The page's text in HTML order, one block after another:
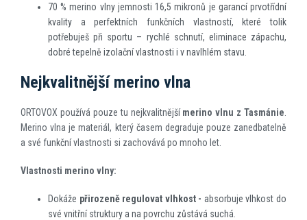
70 % merino vlny jemnosti 16,5 mikronů je garancí prvotřídní
kvality a perfektních funkčních vlastností, které tolik
potřebuješ při sportu – rychlé schnutí, eliminace zápachu,
dobré tepelně izolační vlastnosti i v navlhlém stavu.
Nejkvalitnější merino vlna
ORTOVOX používá pouze tu nejkvalitnějšímerino vlnu z Tasmánie
Merino vlna je materiál, který časem degraduje pouze zanedbatelně
a své funkční vlastnosti si zachovává po mnoho let.
Vlastnosti merino vlny:
Dokáže přirozeně regulovat vlhkost - absorbuje vlhkost do
své vnitřní struktury a na povrchu zůstává suchá.